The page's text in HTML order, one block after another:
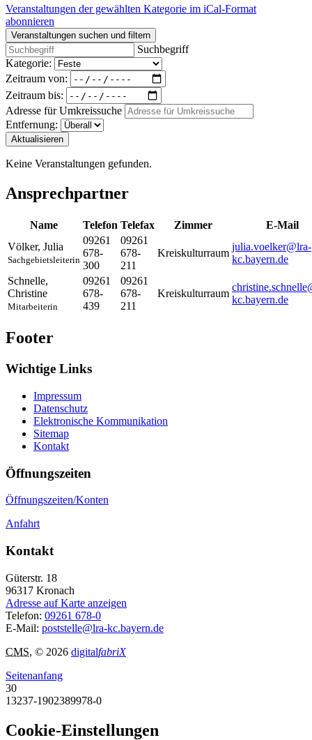
Veranstaltungen der gewählten Kategorie im iCal-Format
abonnieren
Veranstaltungen suchen und filtern
Suchbegriff
Kategorie:
Zeitraum von:
Zeitraum bis:
Adresse für Umkreissuche
Entfernung:
Aktualisieren
Keine Veranstaltungen gefunden.
Ansprechpartner
Name Telefon Telefax Zimmer
E-Mail
Völker, Julia
Sachgebietsleiterin
09261
678-
300
09261
678-
211
Kreiskulturraum
julia.voelker@lra-
kc.bayern.de
Schnelle,
Christine
Mitarbeiterin
09261
678-
439
09261
678-
211
Kreiskulturraum
kc.bayern.de
Footer
Wichtige Links
Impressum
Datenschutz
Elektronische Kommunikation
Sitemap
Kontakt
Öffnungszeiten
Öffnungszeiten/Konten
Anfahrt
Kontakt
Güterstr. 18
96317 Kronach
Adresse auf Karte anzeigen
Telefon: 09261 678-0
E-Mail: poststelle@lra-kc.bayern.de
CMS, © 2026 digitalfabriX
Seitenanfang
30
13237-1902389978-0
Cookie-Einstellungen